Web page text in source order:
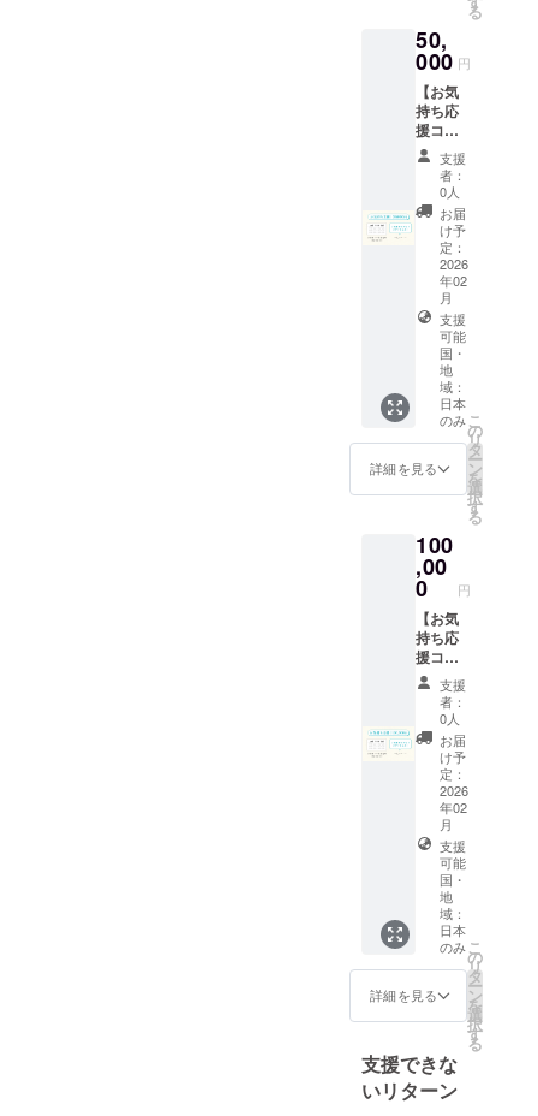
日 2025
年4月28
回研修
の受講
年月日
2028年
4月27日
・研修
実施団
体名 東
京小売
酒販組
せん。
※神酒
は、通
信販売
酒類小
売業免
許を有
する三
木酒店
様より
配送い
たしま
す。 ・
販売場
の名称
及び所
在地 三
木酒店
東京都
豊島区
駒込3-
29-7 ・
売管理
者の名
酒類販
売管理
研修受
日 2025
年4月28
日 ・次
回研修
の受講
年月日
2028年
4月27日
・研修
実施団
体名 東
京小売
酒販組
円・
30,000
円・
50,000
円・
100,000
円のお
気持ち
支援と
同じ内
容です
要な方
向け）
返礼品
のお返
しがな
い分、
いただ
いた支
援をよ
り多く
の製作
費用に
充てさ
せてい
ただき
ます。
※芳名帳
に記載
するお
名前を
備考欄
にご記
さい
※5,000
円・
15,000
円・
円・
100,000
円のお
気持ち
支援と
同じ内
容です
る
50,
000 円
【お気
持ち応
援コー
ス】 ・
お礼の
メー
ル：
CAMPF
IREの
メッ
セージ
でお送
りいた
します
・お名
前を記
載した
芳名帳
（特別
な返礼
要な方
向け）
返礼品
のお返
しがな
い分、
いただ
いた支
援をよ
り多く
の製作
費用に
充てさ
せてい
ただき
ます。
※芳名帳
に記載
するお
名前を
備考欄
にご記
載くだ
さい
※5,000
円・
15,000
円・
支援
者：
0人
お届
け予
定：
2026
年02
月
支援
可能
国・
地
域：
日本
のみ
詳細を見る
こ
の
リ
タ
ー
ン
を
選
択
す
る
100
,00
0 円
【お気
持ち応
援コー
ス】 ・
お礼の
メー
ル：
CAMPF
IREの
メッ
セージ
でお送
りいた
します
・お名
前を記
載した
芳名帳
（特別
な返礼
要な方
向け）
返礼品
支援
者：
0人
お届
け予
定：
2026
年02
月
支援
可能
国・
地
域：
日本
のみ
詳細を見る
こ
の
リ
タ
ー
ン
を
選
択
す
る
支援できな
いリターン